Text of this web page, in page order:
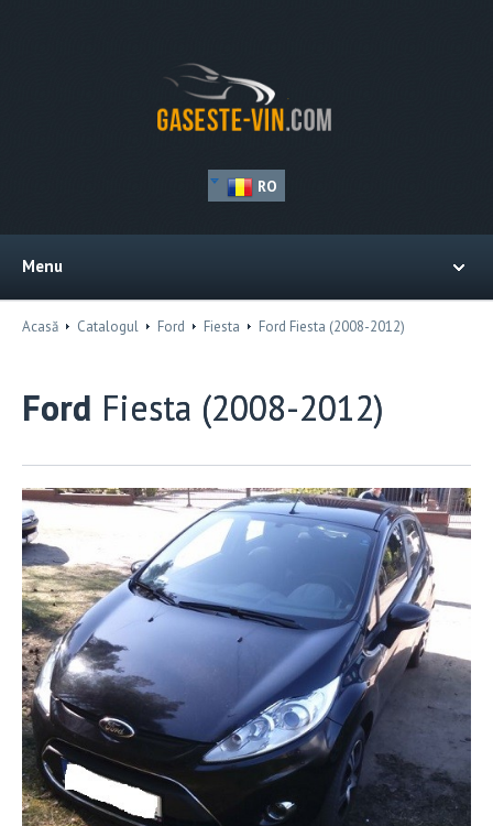
RO
Menu
Acasă Catalogul Ford Fiesta Ford Fiesta (2008-2012)
Ford Fiesta (2008-2012)